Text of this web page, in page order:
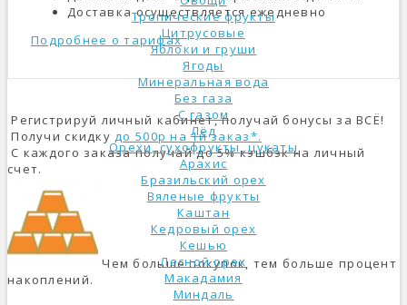
Тропические фрукты
Цитрусовые
Яблоки и груши
Ягоды
Минеральная вода
Без газа
С газом
Лёд
Орехи, сухофрукты, цукаты
Арахис
Бразильский орех
Вяленые фрукты
Каштан
Кедровый орех
Кешью
Лесной орех
Макадамия
Миндаль
Доставка осуществляется ежедневно
Подробнее о тарифах
Регистрируй личный кабинет, получай бонусы за ВСЁ!
Получи скидкудо 500р на 1й заказ*.
С каждого заказа получай до 5% кэшбэк на личный
счет.
Чем больше покупок, тем больше процент
накоплений.